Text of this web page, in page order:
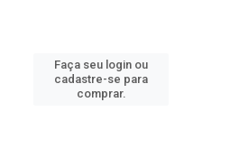
Faça seu login ou
cadastre-se para
comprar.